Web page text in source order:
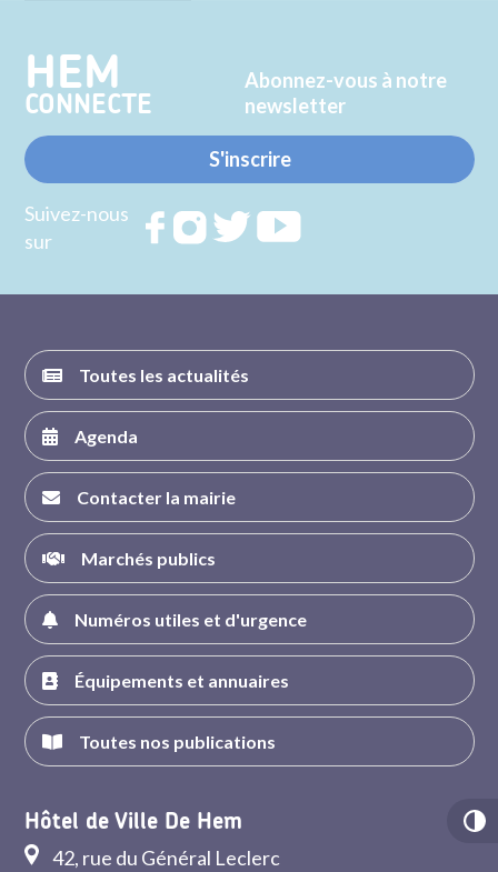
HEM
CONNECTE
Abonnez-vous à notre
newsletter
S'inscrire
Suivez-nous
sur
RejoignezRejoignezRejoignez
Toutes les actualités
Agenda
Contacter la mairie
Marchés publics
Numéros utiles et d'urgence
Équipements et annuaires
Toutes nos publications
Hôtel de Ville De Hem
42, rue du Général Leclerc